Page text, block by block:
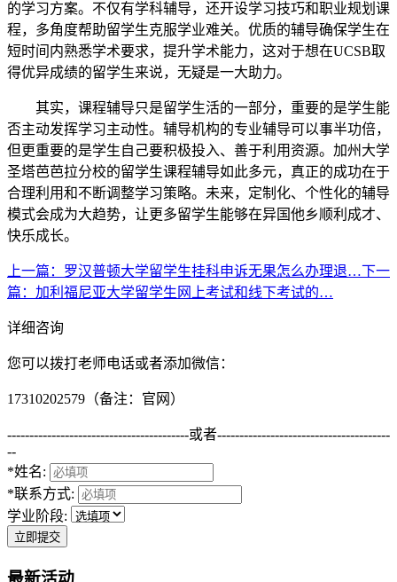
的学习方案。不仅有学科辅导，还开设学习技巧和职业规划课
程，多角度帮助留学生克服学业难关。优质的辅导确保学生在
短时间内熟悉学术要求，提升学术能力，这对于想在UCSB取
得优异成绩的留学生来说，无疑是一大助力。
其实，课程辅导只是留学生活的一部分，重要的是学生能
否主动发挥学习主动性。辅导机构的专业辅导可以事半功倍，
但更重要的是学生自己要积极投入、善于利用资源。加州大学
圣塔芭芭拉分校的留学生课程辅导如此多元，真正的成功在于
合理利用和不断调整学习策略。未来，定制化、个性化的辅导
模式会成为大趋势，让更多留学生能够在异国他乡顺利成才、
快乐成长。
上一篇 ：罗汉普顿大学留学生挂科申诉无果怎么办理退…下一
篇 ：加利福尼亚大学留学生网上考试和线下考试的…
详细咨询
您可以拨打老师电话或者添加微信：
17310202579（备注：官网）
-----------------------------------------或者---------------------------------------
--
*姓名:
*联系方式:
学业阶段:
立即提交
最新活动